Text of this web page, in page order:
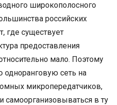
широкополосного
российских
где существует
предоставления
мало. Поэтому
сеть на
микропередатчиков,
самоорганизовываться в ту